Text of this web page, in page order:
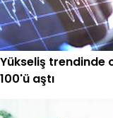
Yükseliş trendinde
100'ü aştı